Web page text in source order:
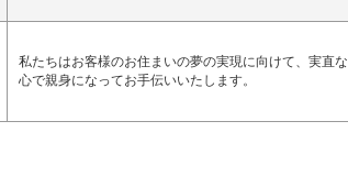
私たちはお客様のお住まいの夢の実現に向けて、実直な
心で親身になってお手伝いいたします。